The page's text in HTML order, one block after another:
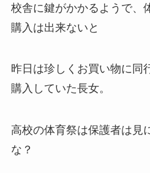
校舎に鍵がかかるようで、
購入は出来ないと
昨日は珍しくお買い物に同
購入していた長女。
高校の体育祭は保護者は見
な？